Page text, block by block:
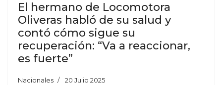
El hermano de Locomotora
Oliveras habló de su salud y
contó cómo sigue su
recuperación: “Va a reaccionar,
es fuerte”
Nacionales 20 Julio 2025